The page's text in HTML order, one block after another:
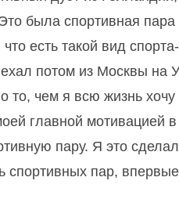
была спортивная
есть такой вид
потом из Москвы на
то, чем я всю жизнь
главной мотивацией в
пару. Я это
пар, впервые